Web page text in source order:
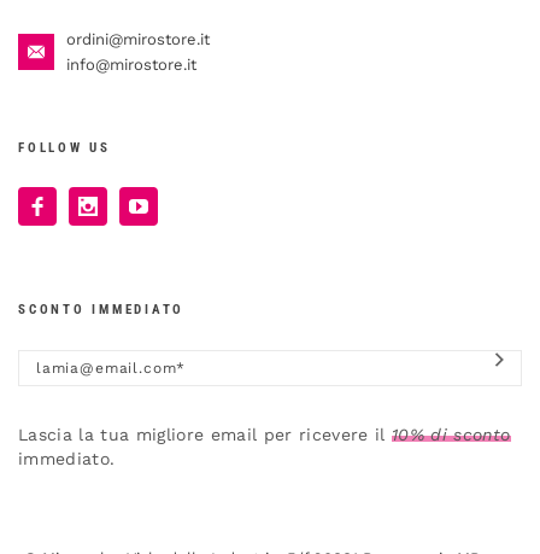
ordini@mirostore.it
info@mirostore.it
FOLLOW US
SCONTO IMMEDIATO
Lascia la tua migliore email per ricevere il10% di sconto
immediato.